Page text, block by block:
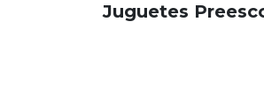
Juguetes